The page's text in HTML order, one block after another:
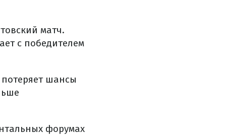
матч.
с победителем
шансы
форумах